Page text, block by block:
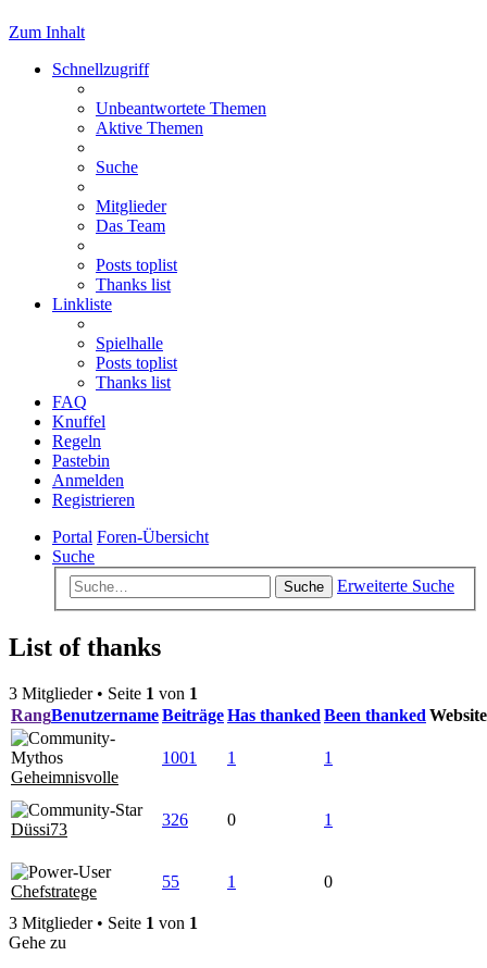
Zum Inhalt
Schnellzugriff
Unbeantwortete Themen
Aktive Themen
Suche
Mitglieder
Das Team
Posts toplist
Thanks list
Linkliste
Spielhalle
Posts toplist
Thanks list
FAQ
Knuffel
Regeln
Pastebin
Anmelden
Registrieren
Portal Foren-Übersicht
Suche
Suche Erweiterte Suche
List of thanks
3 Mitglieder • Seite 1 von 1
RangBenutzernameBeiträgeHas thanked Been thanked Website
Geheimnisvolle
1001 1 1
Düssi73
326 0 1
Chefstratege
55 1 0
3 Mitglieder • Seite 1 von 1
Gehe zu